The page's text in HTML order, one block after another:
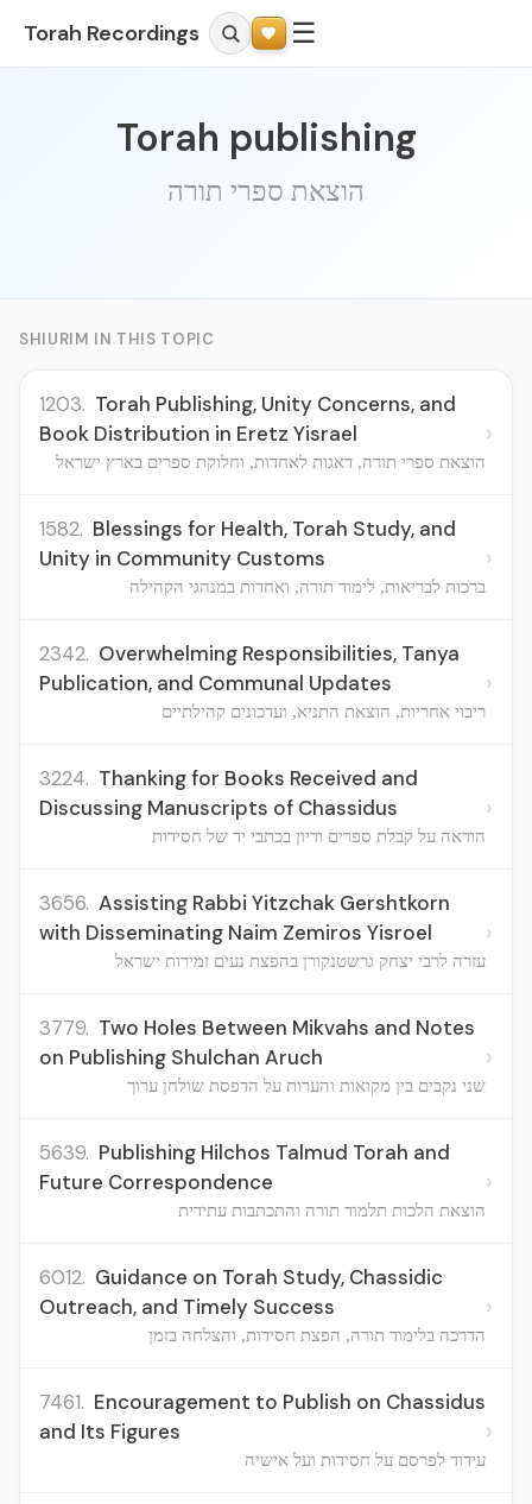
Torah Recordings ☰
Torah publishing
הוצאת ספרי תורה
SHIURIM IN THIS TOPIC
1203. Torah Publishing, Unity Concerns, and
Book Distribution in Eretz Yisrael
הוצאת ספרי תורה, דאגות לאחדות, וחלוקת ספרים בארץ ישראל
›
1582. Blessings for Health, Torah Study, and
Unity in Community Customs
ברכות לבריאות, לימוד תורה, ואחדות במנהגי הקהילה
›
2342. Overwhelming Responsibilities, Tanya
Publication, and Communal Updates
ריבוי אחריות, הוצאת התניא, ועדכונים קהילתיים
›
3224. Thanking for Books Received and
Discussing Manuscripts of Chassidus
הודאה על קבלת ספרים ודיון בכתבי יד של חסידות
›
3656. Assisting Rabbi Yitzchak Gershtkorn
with Disseminating Naim Zemiros Yisroel
עזרה לרבי יצחק גרשטנקורן בהפצת נעים זמירות ישראל
›
3779. Two Holes Between Mikvahs and Notes
on Publishing Shulchan Aruch
שני נקבים בין מקואות והערות על הדפסת שולחן ערוך
›
5639. Publishing Hilchos Talmud Torah and
Future Correspondence
הוצאת הלכות תלמוד תורה והתכתבות עתידית
›
6012. Guidance on Torah Study, Chassidic
Outreach, and Timely Success
הדרכה בלימוד תורה, הפצת חסידות, והצלחה בזמן
›
7461. Encouragement to Publish on Chassidus
and Its Figures
עידוד לפרסם על חסידות ועל אישיה
›